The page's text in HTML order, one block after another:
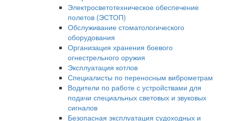
Электросветотехническое обеспечение
полетов (ЭСТОП)
Обслуживание стоматологического
оборудования
Организация хранения боевого
огнестрельного оружия
Эксплуатация котлов
Специалисты по переносным виброметрам
Водители по работе с устройствами для
подачи специальных световых и звуковых
сигналов
Безопасная эксплуатация судоходных и